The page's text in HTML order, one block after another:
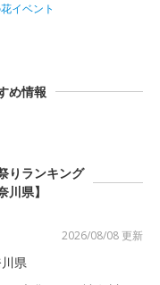
イベント
め情報
りランキング
川県】
2026/08/08 更新
県